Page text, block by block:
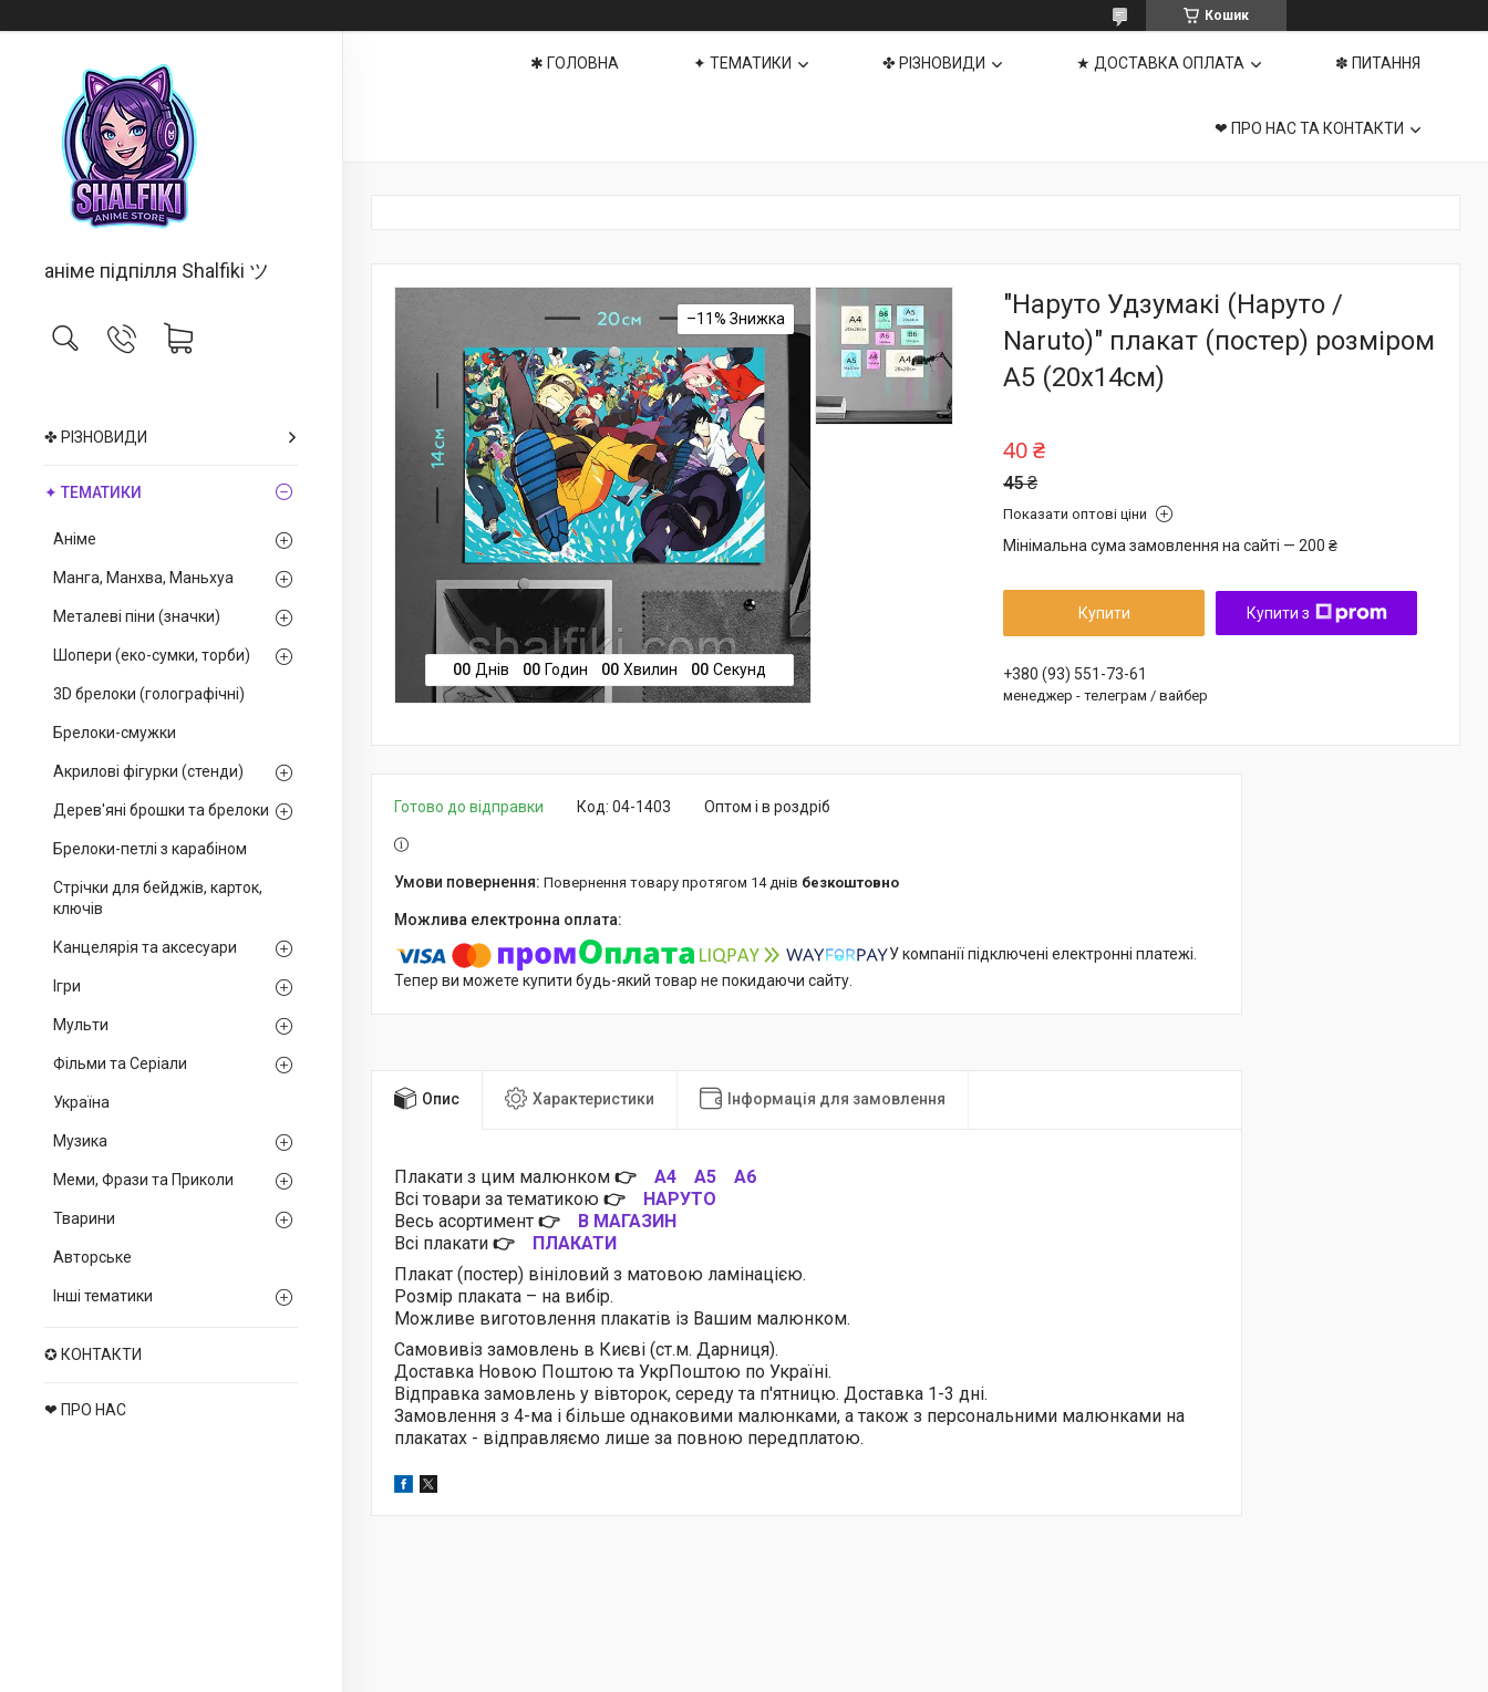
Кошик
аніме підпілля Shalfiki ツ
✤ РІЗНОВИДИ
✦ ТЕМАТИКИ
Аніме
Манга, Манхва, Маньхуа
Металеві піни (значки)
Шопери (еко-сумки, торби)
3D брелоки (голографічні)
Брелоки-смужки
Акрилові фігурки (стенди)
Дерев'яні брошки та брелоки
Брелоки-петлі з карабіном
Стрічки для бейджів, карток,
ключів
Канцелярія та аксесуари
Ігри
Мульти
Фільми та Серіали
Україна
Музика
Меми, Фрази та Приколи
Тварини
Авторське
Інші тематики
✪ КОНТАКТИ
❤ ПРО НАС
✱ ГОЛОВНА ✦ ТЕМАТИКИ ✤ РІЗНОВИДИ ★ ДОСТАВКА ОПЛАТА ✽ ПИТАННЯ
❤ ПРО НАС ТА КОНТАКТИ
–11%
00 Днів 00 Годин 00 Хвилин 00 Секунд
"Наруто Удзумакі (Наруто /
Naruto)" плакат (постер) розміром
А5 (20х14см)
45 ₴
40 ₴
Показати оптові ціни
Мінімальна сума замовлення на сайті — 200 ₴
Купити Купити з
+380 (93) 551-73-61
менеджер - телеграм / вайбер
Готово до відправки Оптом і в роздріб
Код: 04-1403
повернення товару протягом 14 днів безкоштовно
У компанії підключені електронні платежі.
Тепер ви можете купити будь-який товар не покидаючи сайту.
Опис Характеристики Інформація для замовлення
Плакати з цим малюнком 👉 А4 А5
А6
Всі товари за тематикою 👉
НАРУТО
Весь асортимент 👉
В МАГАЗИН
Всі плакати 👉
ПЛАКАТИ
Плакат (постер) вініловий з матовою ламінацією.
Розмір плаката – на вибір.
Можливе виготовлення плакатів із Вашим малюнком.
Самовивіз замовлень в Києві (ст.м. Дарниця).
Доставка Новою Поштою та УкрПоштою по Україні.
Відправка замовлень у вівторок, середу та п'ятницю. Доставка 1-3 дні.
Замовлення з 4-ма і більше однаковими малюнками, а також з персональними малюнками на
плакатах - відправляємо лише за повною передплатою.